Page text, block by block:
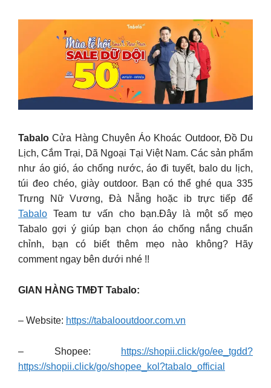
Tabalo Cửa Hàng Chuyên Áo Khoác Outdoor, Đồ Du
Lịch, Cắm Trại, Dã Ngoại Tại Việt Nam. Các sản phẩm
như áo gió, áo chống nước, áo đi tuyết, balo du lịch,
túi đeo chéo, giày outdoor. Bạn có thể ghé qua 335
Trưng Nữ Vương, Đà Nẵng hoặc ib trực tiếp để
Tabalo Team tư vấn cho bạn.Đây là một số mẹo
Tabalo gợi ý giúp bạn chọn áo chống nắng chuẩn
chỉnh, bạn có biết thêm mẹo nào không? Hãy
comment ngay bên dưới nhé !!
GIAN HÀNG TMĐT Tabalo:
– Website: https://tabalooutdoor.com.vn
– Shopee:
https://shopii.click/go/ee_tgdd?
https://shopii.click/go/shopee_kol?tabalo_official